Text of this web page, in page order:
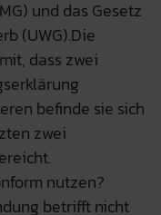
und das Gesetz
(UWG).Die
dass zwei
befinde sie sich
zwei
nutzen?
betrifft nicht